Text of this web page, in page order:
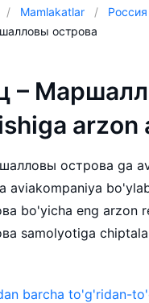
Mamlakatlar Россия
острова
–
острова ga
aviakompaniya
bo'yicha eng arzon
samolyotiga
barcha to'g'ridan-